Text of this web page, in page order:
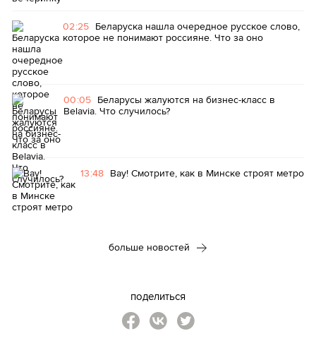
02:25 Беларуска нашла очередное русское слово,
которое не понимают россияне. Что за оно
00:05 Беларусы жалуются на бизнес-класс в
Belavia. Что случилось?
13:48 Вау! Смотрите, как в Минске строят метро
больше новостей
поделиться